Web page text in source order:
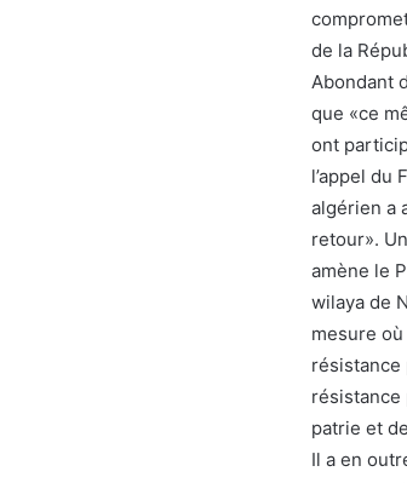
de la
Abondant
que «ce
ont
l’appel du
algérien a
retour».
amène le
wilaya de
mesure
résistance
résistance
patrie et
Il a en